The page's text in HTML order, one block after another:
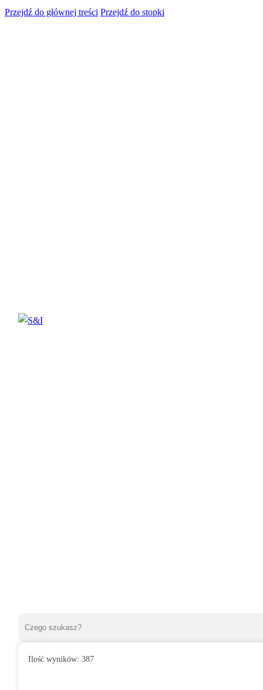
Przejdź do głównej treści Przejdź do stopki
Ilość wyników:387